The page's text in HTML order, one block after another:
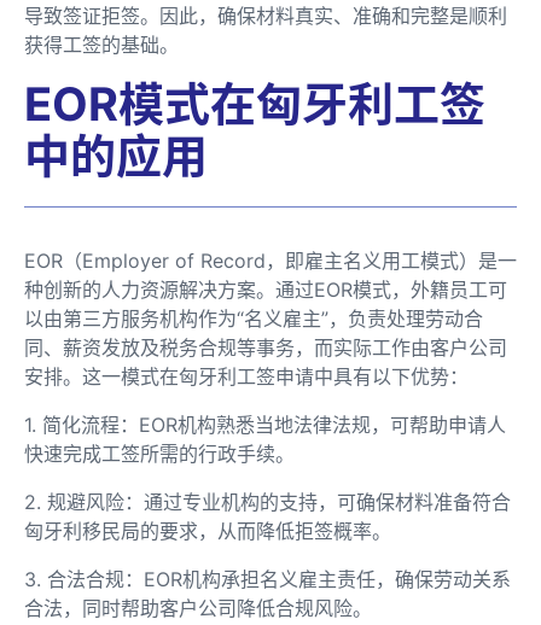
导致签证拒签。因此，确保材料真实、准确和完整是顺利
获得工签的基础。
EOR模式在匈牙利工签
中的应用
EOR（Employer of Record，即雇主名义用工模式）是一
种创新的人力资源解决方案。通过EOR模式，外籍员工可
以由第三方服务机构作为“名义雇主”，负责处理劳动合
同、薪资发放及税务合规等事务，而实际工作由客户公司
安排。这一模式在匈牙利工签申请中具有以下优势：
1. 简化流程：EOR机构熟悉当地法律法规，可帮助申请人
快速完成工签所需的行政手续。
2. 规避风险：通过专业机构的支持，可确保材料准备符合
匈牙利移民局的要求，从而降低拒签概率。
3. 合法合规：EOR机构承担名义雇主责任，确保劳动关系
合法，同时帮助客户公司降低合规风险。